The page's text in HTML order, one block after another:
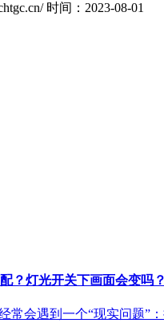
时间：2023-08-01
？灯光开关下画面会变吗？
常会遇到一个“现实问题”